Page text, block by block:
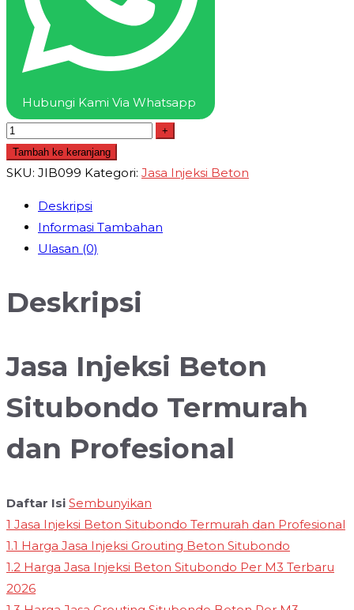
Hubungi Kami Via Whatsapp
+
Tambah ke keranjang
SKU: JIB099 Kategori: Jasa Injeksi Beton
Deskripsi
Informasi Tambahan
Ulasan (0)
Deskripsi
Jasa Injeksi Beton
Situbondo Termurah
dan Profesional
Daftar Isi Sembunyikan
1 Jasa Injeksi Beton Situbondo Termurah dan Profesional
1.1 Harga Jasa Injeksi Grouting Beton Situbondo
1.2 Harga Jasa Injeksi Beton Situbondo Per M3 Terbaru
2026